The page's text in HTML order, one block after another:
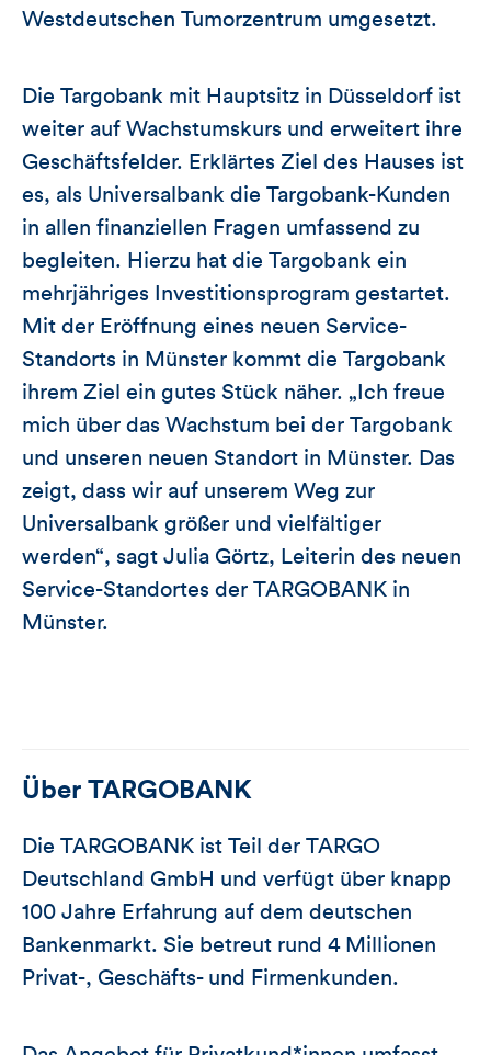
Westdeutschen Tumorzentrum umgesetzt.
Die Targobank mit Hauptsitz in Düsseldorf ist
weiter auf Wachstumskurs und erweitert ihre
Geschäftsfelder. Erklärtes Ziel des Hauses ist
es, als Universalbank die Targobank-Kunden
in allen finanziellen Fragen umfassend zu
begleiten. Hierzu hat die Targobank ein
mehrjähriges Investitionsprogram gestartet.
Mit der Eröffnung eines neuen Service-
Standorts in Münster kommt die Targobank
ihrem Ziel ein gutes Stück näher. „Ich freue
mich über das Wachstum bei der Targobank
und unseren neuen Standort in Münster. Das
zeigt, dass wir auf unserem Weg zur
Universalbank größer und vielfältiger
werden“, sagt Julia Görtz, Leiterin des neuen
Service-Standortes der TARGOBANK in
Münster.
Über TARGOBANK
Die TARGOBANK ist Teil der TARGO
Deutschland GmbH und verfügt über knapp
100 Jahre Erfahrung auf dem deutschen
Bankenmarkt. Sie betreut rund 4 Millionen
Privat-, Geschäfts- und Firmenkunden.